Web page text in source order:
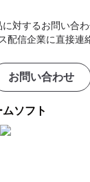
対するお問い合わ
配信企業に直接連
お問い合わせ
ソフト